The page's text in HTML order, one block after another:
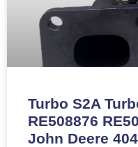
Turbo S2A
RE508876
John Deere